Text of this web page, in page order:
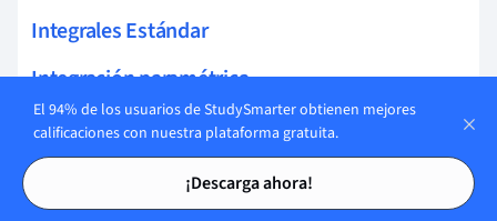
Tarjetas de estudio
Tarjetas de estudio
Integrales Estándar
Integración paramétrica
Integración usando fracciones parciales
Integración por Sustitución
El 94% de los usuarios de StudySmarter obtienen mejores
calificaciones con nuestra plataforma gratuita.
¡Descarga ahora!